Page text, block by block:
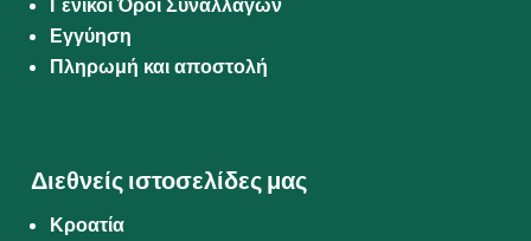
Γενικοί Όροι Συναλλαγών
Εγγύηση
Πληρωμή και αποστολή
Διεθνείς ιστοσελίδες μας
Κροατία